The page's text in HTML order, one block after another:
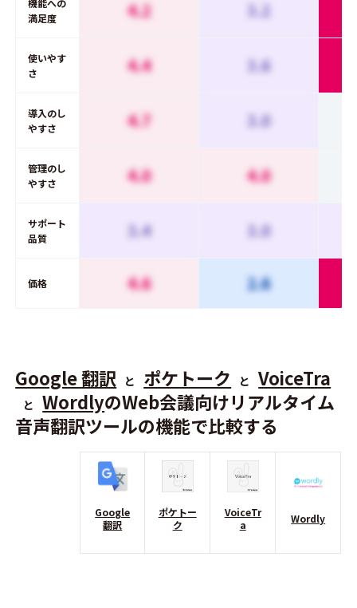
機能への
満足度
4.2 3.2
使いやす
さ
4.4 3.6
導入のし
やすさ
4.7 3.0
管理のし
やすさ
4.0 4.0
サポート
品質
3.4 3.0
価格 4.6 2.6
Google 翻訳 と ポケトーク と VoiceTra
と WordlyのWeb会議向けリアルタイム
音声翻訳ツールの機能で比較する
Google
翻訳
ポケトー
ク
VoiceTr
a
Wordly